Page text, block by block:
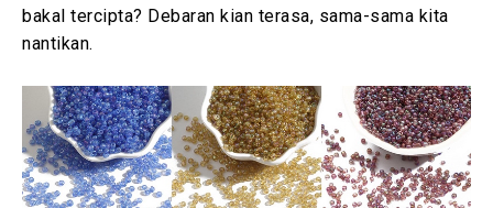
bakal tercipta? Debaran kian terasa, sama-sama kita
nantikan.
e
f
o